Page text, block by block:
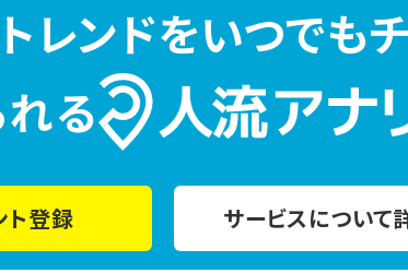
レンドをいつでもチ
る
ト登録 サービスについて